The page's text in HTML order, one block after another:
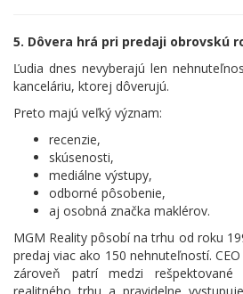
5. Dôvera hrá pri predaji obrovskú
Ľudia dnes nevyberajú len
kanceláriu, ktorej dôverujú.
Preto majú veľký význam:
recenzie,
skúsenosti,
mediálne výstupy,
odborné pôsobenie,
aj osobná značka maklérov.
MGM Reality pôsobí na trhu od roku
predaj viac ako 150 nehnuteľností.
zároveň patrí medzi rešpektované